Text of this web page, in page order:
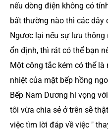
nếu dòng điện không có
bất thường nào thì các dây
Ngược lại nếu sự lưu
ổn định, thì rát có thể bạn
Một công tắc kém có thể
nhiệt của mặt bếp hồng
Bếp Nam Dương hi vọng
tôi vừa chia sẻ ở trên sẽ
việc tìm lời đáp về việc "